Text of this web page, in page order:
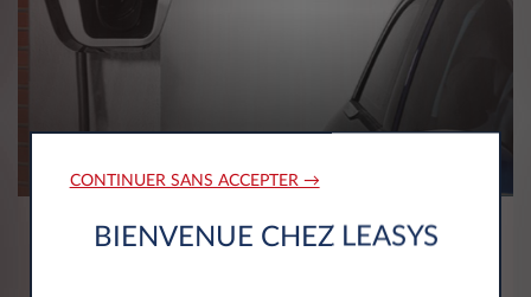
Wallbox eSolutions
CONTINUER SANS ACCEPTER →
BIENVENUE CHEZ LEASYS